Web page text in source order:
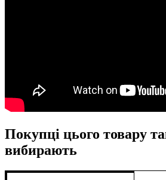
Покупці цього товару
вибирають